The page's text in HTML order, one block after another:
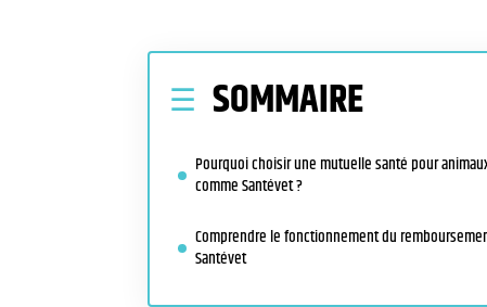
SOMMAIRE
Pourquoi choisir une mutuelle santé pour
comme Santévet ?
Comprendre le fonctionnement du
Santévet